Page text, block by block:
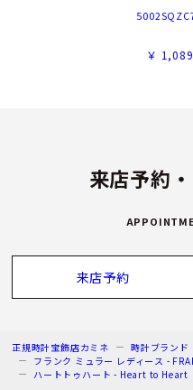
￥
来店予約
来店予約
正規時計宝飾店カミネ
時計ブランド
フランク ミュラー レディース -
ハートトゥハート - Heart to Heart